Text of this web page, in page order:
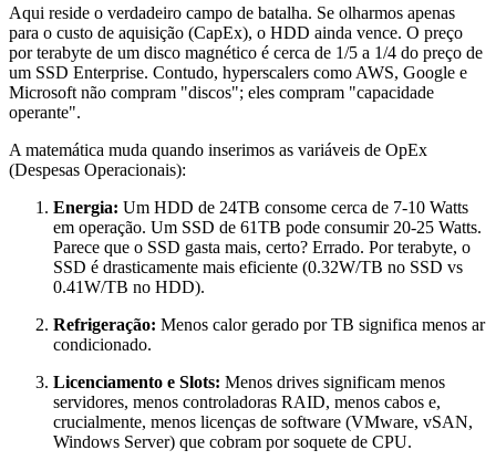
Aqui reside o verdadeiro campo de batalha. Se olharmos apenas
para o custo de aquisição (CapEx), o HDD ainda vence. O preço
por terabyte de um disco magnético é cerca de 1/5 a 1/4 do preço de
um SSD Enterprise. Contudo, hyperscalers como AWS, Google e
Microsoft não compram "discos"; eles compram "capacidade
operante".
A matemática muda quando inserimos as variáveis de OpEx
(Despesas Operacionais):
Energia: Um HDD de 24TB consome cerca de 7-10 Watts
em operação. Um SSD de 61TB pode consumir 20-25 Watts.
Parece que o SSD gasta mais, certo? Errado. Por terabyte, o
SSD é drasticamente mais eficiente (0.32W/TB no SSD vs
0.41W/TB no HDD).
Refrigeração: Menos calor gerado por TB significa menos ar
condicionado.
Licenciamento e Slots: Menos drives significam menos
servidores, menos controladoras RAID, menos cabos e,
crucialmente, menos licenças de software (VMware, vSAN,
Windows Server) que cobram por soquete de CPU.